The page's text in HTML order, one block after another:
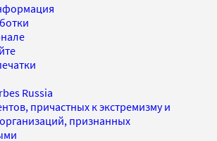
Russia
причастных к экстремизму и
признанных